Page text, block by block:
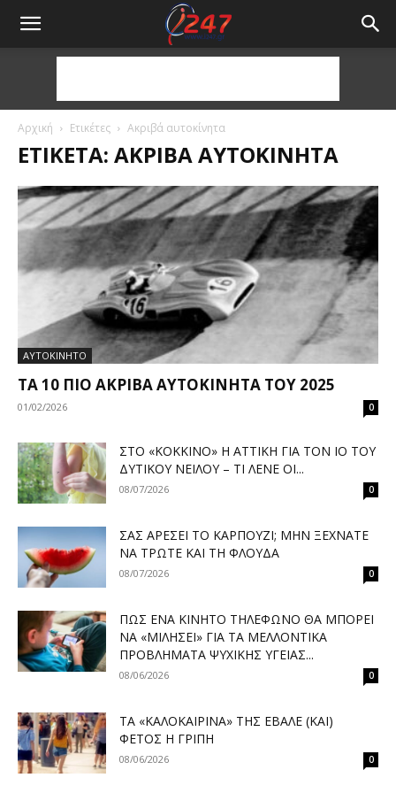
Αρχική Ετικέτες Ακριβά αυτοκίνητα
ΕΤΙΚΈΤΑ: ΑΚΡΙΒΆ ΑΥΤΟΚΊΝΗΤΑ
ΑΥΤΟΚΙΝΗΤΟ
ΤΑ 10 ΠΙΟ ΑΚΡΙΒΆ ΑΥΤΟΚΊΝΗΤΑ ΤΟΥ 2025
01/02/2026 0
ΣΤΟ «ΚΌΚΚΙΝΟ» Η ΑΤΤΙΚΉ ΓΙΑ ΤΟΝ ΙΌ ΤΟΥ
ΔΥΤΙΚΟΎ ΝΕΊΛΟΥ – ΤΙ ΛΈΝΕ ΟΙ...
08/07/2026 0
ΣΑΣ ΑΡΈΣΕΙ ΤΟ ΚΑΡΠΟΎΖΙ; ΜΗΝ ΞΕΧΝΆΤΕ
ΝΑ ΤΡΏΤΕ ΚΑΙ ΤΗ ΦΛΟΎΔΑ
08/07/2026 0
ΠΏΣ ΈΝΑ ΚΙΝΗΤΌ ΤΗΛΈΦΩΝΟ ΘΑ ΜΠΟΡΕΊ
ΝΑ «ΜΙΛΉΣΕΙ» ΓΙΑ ΤΑ ΜΕΛΛΟΝΤΙΚΆ
ΠΡΟΒΛΉΜΑΤΑ ΨΥΧΙΚΉΣ ΥΓΕΊΑΣ...
08/06/2026 0
ΤΑ «ΚΑΛΟΚΑΙΡΙΝΆ» ΤΗΣ ΈΒΑΛΕ (ΚΑΙ)
ΦΈΤΟΣ Η ΓΡΊΠΗ
08/06/2026 0